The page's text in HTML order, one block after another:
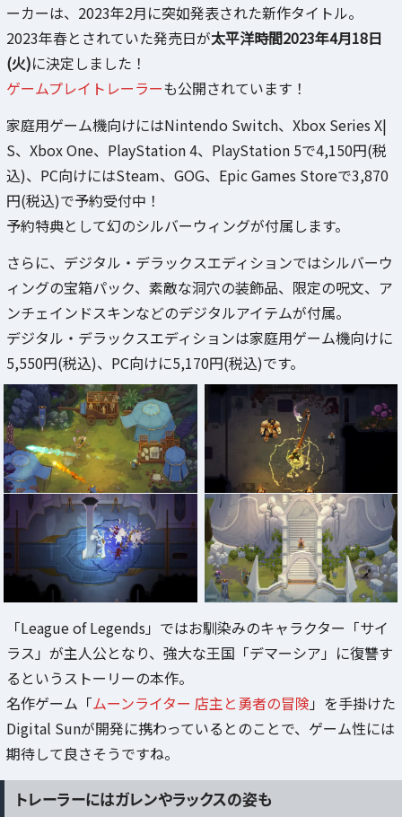
ーカーは、2023年2月に突如発表された新作タイトル。
2023年春とされていた発売日が太平洋時間2023年4月18日
(火)に決定しました！
ゲームプレイトレーラーも公開されています！
家庭用ゲーム機向けにはNintendo Switch、Xbox Series X|
S、Xbox One、PlayStation 4、PlayStation 5で4,150円(税
込)、PC向けにはSteam、GOG、Epic Games Storeで3,870
円(税込)で予約受付中！
予約特典として幻のシルバーウィングが付属します。
さらに、デジタル・デラックスエディションではシルバーウ
ィングの宝箱パック、素敵な洞穴の装飾品、限定の呪文、ア
ンチェインドスキンなどのデジタルアイテムが付属。
デジタル・デラックスエディションは家庭用ゲーム機向けに
5,550円(税込)、PC向けに5,170円(税込)です。
「League of Legends」ではお馴染みのキャラクター「サイ
ラス」が主人公となり、強大な王国「デマーシア」に復讐す
るというストーリーの本作。
名作ゲーム「ムーンライター 店主と勇者の冒険 」を手掛けた
Digital Sunが開発に携わっているとのことで、ゲーム性には
期待して良さそうですね。
トレーラーにはガレンやラックスの姿も